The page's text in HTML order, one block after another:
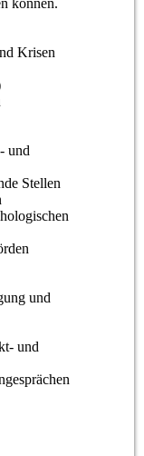
können.
Krisen
und
Stellen
und
und